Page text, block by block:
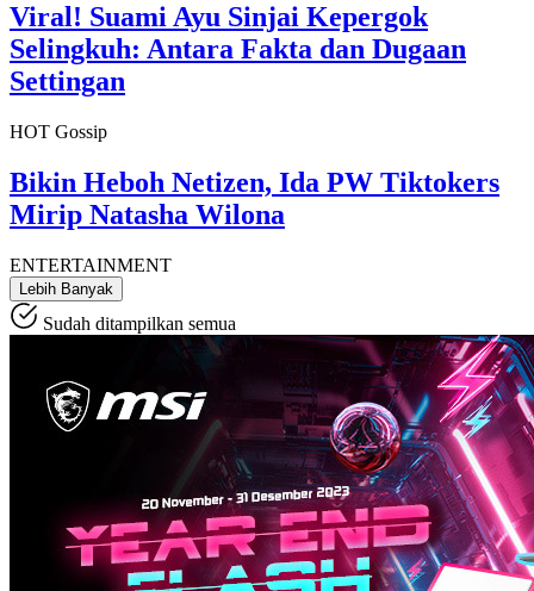
Viral! Suami Ayu Sinjai Kepergok
Selingkuh: Antara Fakta dan Dugaan
Settingan
HOT Gossip
Bikin Heboh Netizen, Ida PW Tiktokers
Mirip Natasha Wilona
ENTERTAINMENT
Lebih Banyak
Sudah ditampilkan semua